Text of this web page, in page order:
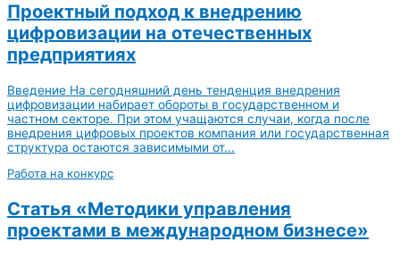
Проектный подход к внедрению
цифровизации на отечественных
предприятиях
Введение На сегодняшний день тенденция внедрения
цифровизации набирает обороты в государственном и
частном секторе. При этом учащаются случаи, когда после
внедрения цифровых проектов компания или государственная
структура остаются зависимыми от...
Работа на конкурс
Статья «Методики управления
проектами в международном бизнесе»